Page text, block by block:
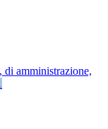
amministrazione,